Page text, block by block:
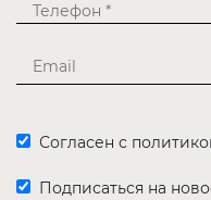
Согласен с
Подписаться на